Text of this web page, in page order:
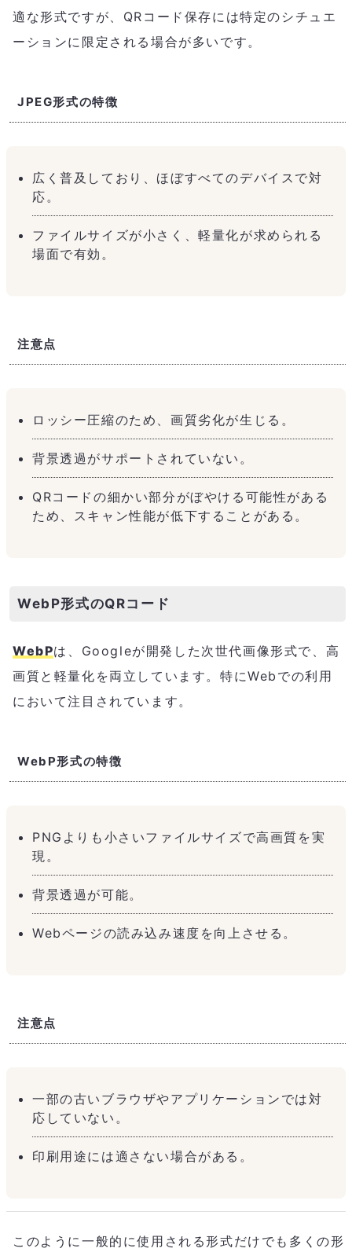
適な形式ですが、QRコード保存には特定のシチュエ
ーションに限定される場合が多いです。
JPEG形式の特徴
広く普及しており、ほぼすべてのデバイスで対
応。
ファイルサイズが小さく、軽量化が求められる
場面で有効。
注意点
ロッシー圧縮のため、画質劣化が生じる。
背景透過がサポートされていない。
QRコードの細かい部分がぼやける可能性がある
ため、スキャン性能が低下することがある。
WebP形式のQRコード
WebPは、Googleが開発した次世代画像形式で、高
画質と軽量化を両立しています。特にWebでの利用
において注目されています。
WebP形式の特徴
PNGよりも小さいファイルサイズで高画質を実
現。
背景透過が可能。
Webページの読み込み速度を向上させる。
注意点
一部の古いブラウザやアプリケーションでは対
応していない。
印刷用途には適さない場合がある。
このように一般的に使用される形式だけでも多くの形